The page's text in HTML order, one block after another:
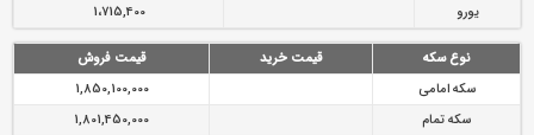
یورو
1،715,400
نوع سکه قیمت خرید
قیمت فروش
سکه امامی
1,850,100,000
سکه تمام
1,801,450,000